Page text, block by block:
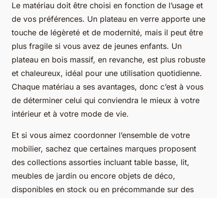
Le matériau doit être choisi en fonction de l’usage et
de vos préférences. Un plateau en verre apporte une
touche de légèreté et de modernité, mais il peut être
plus fragile si vous avez de jeunes enfants. Un
plateau en bois massif, en revanche, est plus robuste
et chaleureux, idéal pour une utilisation quotidienne.
Chaque matériau a ses avantages, donc c’est à vous
de déterminer celui qui conviendra le mieux à votre
intérieur et à votre mode de vie.
Et si vous aimez coordonner l’ensemble de votre
mobilier, sachez que certaines marques proposent
des collections assorties incluant table basse, lit,
meubles de jardin ou encore objets de déco,
disponibles en stock ou en précommande sur des